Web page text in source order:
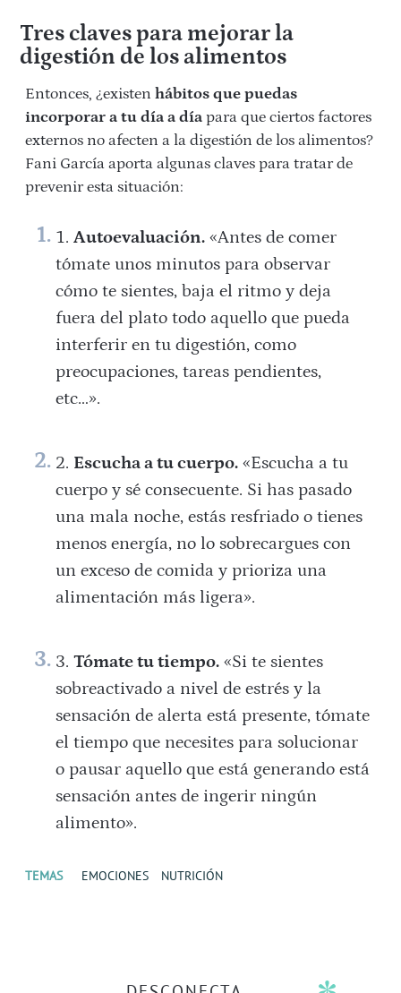
Tres claves para mejorar la
digestión de los alimentos
Entonces, ¿existen hábitos que puedas
incorporar a tu día a día para que ciertos factores
externos no afecten a la digestión de los alimentos?
Fani García aporta algunas claves para tratar de
prevenir esta situación:
Autoevaluación.«Antes de comer
tómate unos minutos para observar
cómo te sientes, baja el ritmo y deja
fuera del plato todo aquello que pueda
interferir en tu digestión, como
preocupaciones, tareas pendientes,
etc…».
Escucha a tu cuerpo.«Escucha a tu
cuerpo y sé consecuente. Si has pasado
una mala noche, estás resfriado o tienes
menos energía, no lo sobrecargues con
un exceso de comida y prioriza una
alimentación más ligera».
Tómate tu tiempo.«Si te sientes
sobreactivado a nivel de estrés y la
sensación de alerta está presente, tómate
el tiempo que necesites para solucionar
o pausar aquello que está generando está
sensación antes de ingerir ningún
alimento».
TEMAS EMOCIONES NUTRICIÓN